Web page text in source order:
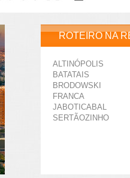
ROTEIRO NA
ALTINÓPOLIS
BATATAIS
BRODOWSKI
FRANCA
JABOTICABAL
SERTÃOZINHO